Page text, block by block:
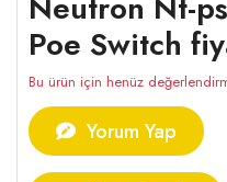
Poe Switch
Bu ürün için henüz
Yorum Yap